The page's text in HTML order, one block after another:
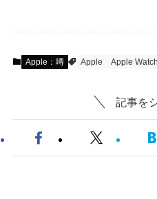
Apple：噂 Apple Apple Watch
記事を